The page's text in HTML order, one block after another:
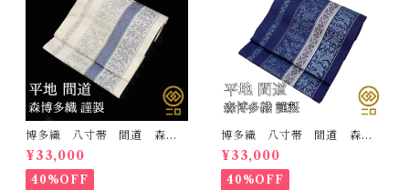
博多織 八寸帯 間道 森博
多織 正絹 日本製 未仕立
て 名古屋帯
¥33,000
40%OFF
博多織 八寸帯 間道 森博
多織 正絹 日本製 未仕立
て 名古屋帯
¥33,000
40%OFF